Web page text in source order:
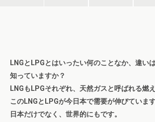
LNGとLPGとはいったい何のことなか、違い
知っていますか？
LNGもLPGそれぞれ、天然ガスと呼ばれる燃
このLNGとLPGが今日本で需要が伸びています
日本だけでなく、世界的にもです。